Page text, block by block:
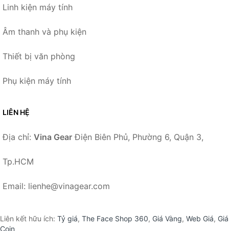
Linh kiện máy tính
Âm thanh và phụ kiện
Thiết bị văn phòng
Phụ kiện máy tính
LIÊN HỆ
Địa chỉ: Vina Gear Điện Biên Phủ, Phường 6, Quận 3,
Tp.HCM
Email: lienhe@vinagear.com
Liên kết hữu ích: Tỷ giá, The Face Shop 360, Giá Vàng, Web Giá, Giá
Coin